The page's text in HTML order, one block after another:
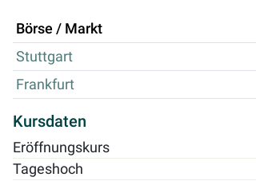
Börse / Markt
Stuttgart
Frankfurt
Kursdaten
Eröffnungskurs
Tageshoch